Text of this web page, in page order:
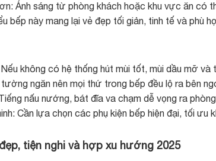
Ánh sáng từ phòng khách hoặc khu vực ăn có
bếp này mang lại vẻ đẹp tối giản, tinh tế và phù
không có hệ thống hút mùi tốt, mùi dầu mỡ
ngăn nên mọi thứ trong bếp đều lộ ra bên
nấu nướng, bát đĩa va chạm dễ vọng ra
Cần lựa chọn các phụ kiện bếp hiện đại, tối ưu
tiện nghi và hợp xu hướng 2025